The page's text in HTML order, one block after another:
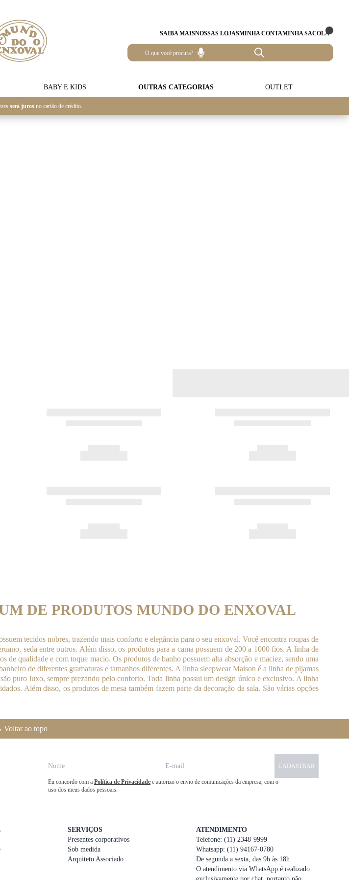
SAIBA MAISNOSSAS LOJASMINHA CONTAMINHA SACOLA
BABY E KIDS OUTRAS CATEGORIAS OUTLET
sem juros no cartão de crédito.
DE PRODUTOS MUNDO DO ENXOVAL
tecidos nobres, trazendo mais conforto e elegância para o seu enxoval. Você encontra roupas de
seda entre outros. Além disso, os produtos para a cama possuem de 200 a 1000 fios. A linha de
qualidade e com toque macio. Os produtos de banho possuem alta absorção e maciez, sendo uma
de diferentes gramaturas e tamanhos diferentes. A linha sleepwear Maison é a linha de pijamas
puro luxo, sempre prezando pelo conforto. Toda linha possui um design único e exclusivo. A linha
Além disso, os produtos de mesa também fazem parte da decoração da sala. São várias opções
Voltar ao topo
CADASTRAR
Eu concordo com a Política de Privacidade e autorizo o envio de comunicações da empresa, com o
uso dos meus dados pessoais.
SERVIÇOS
Presentes corporativos
Sob medida
Arquiteto Associado
ATENDIMENTO
Telefone: (11) 2348-9999
Whatsapp: (11) 94167-0780
De segunda a sexta, das 9h às 18h
O atendimento via WhatsApp é realizado